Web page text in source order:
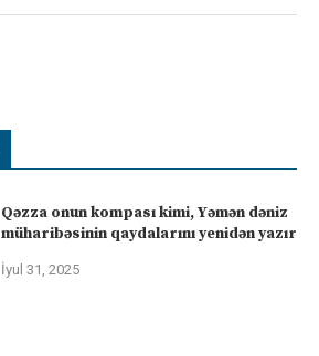
Qəzza onun kompası kimi, Yəmən dəniz
müharibəsinin qaydalarını yenidən yazır
İyul 31, 2025